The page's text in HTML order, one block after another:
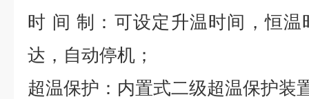
时 间 制：可设定 升温时间，恒温
达，自动停机；
超温保护：内置式二级超温保护装